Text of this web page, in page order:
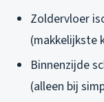
Zoldervloer
(makkelijkste
Binnenzijde
(alleen bij